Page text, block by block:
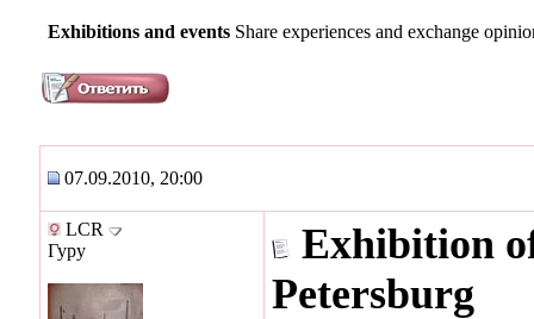
Exhibitions and events Share experiences and exchange
07.09.2010, 20:00
LCR
Гуру
Exhibition
Petersburg